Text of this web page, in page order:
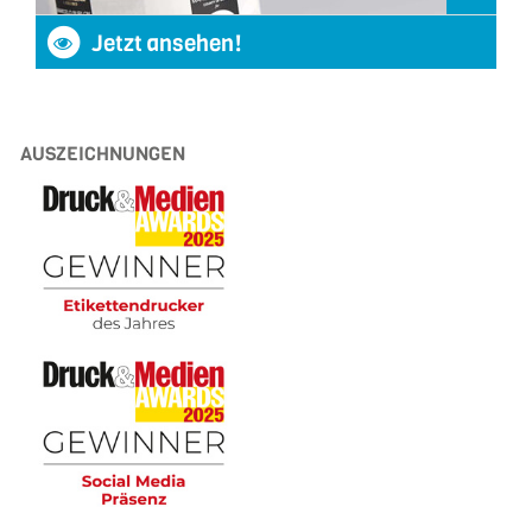
Jetzt ansehen!
AUSZEICHNUNGEN